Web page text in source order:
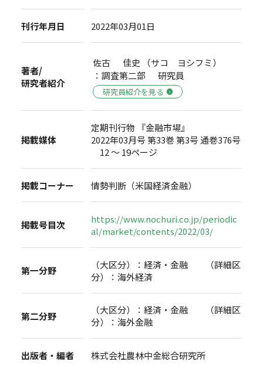
刊行年月日 2022年03月01日
著者/
研究者紹介
佐古 佳史 （サコ ヨシフミ）
：調査第二部 研究員
研究員紹介を見る
掲載媒体
定期刊行物 『金融市場』
2022年03月号 第33巻 第3号 通巻376号
12 ～ 19ページ
掲載コーナー 情勢判断（米国経済金融）
掲載号目次
https://www.nochuri.co.jp/periodic
al/market/contents/2022/03/
第一分野
（大区分）：経済・金融 （詳細区
分）：海外経済
第二分野
（大区分）：経済・金融 （詳細区
分）：海外金融
出版者・編者 株式会社農林中金総合研究所